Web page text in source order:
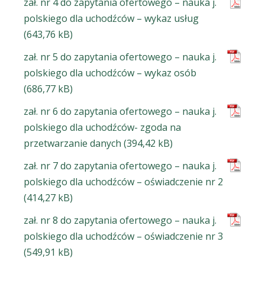
polskiego dla uchodźców – wykaz usług
zał. nr 5 do zapytania ofertowego – nauka j.
polskiego dla uchodźców – wykaz osób
zał. nr 6 do zapytania ofertowego – nauka j.
polskiego dla uchodźców- zgoda na
przetwarzanie danych
zał. nr 7 do zapytania ofertowego – nauka j.
polskiego dla uchodźców – oświadczenie nr 2
zał. nr 8 do zapytania ofertowego – nauka j.
polskiego dla uchodźców – oświadczenie nr 3